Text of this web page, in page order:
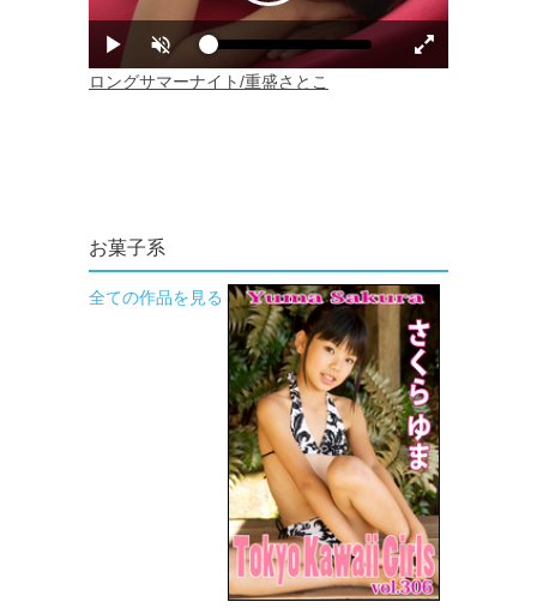
お菓子系
全ての作品を見る